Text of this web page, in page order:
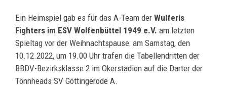
Ein Heimspiel gab es für das A-Team der Wulferis
Fighters im ESV Wolfenbüttel 1949 e.V. am letzten
Spieltag vor der Weihnachtspause: am Samstag, den
10.12.2022, um 19.00 Uhr trafen die Tabellendritten der
BBDV-Bezirksklasse 2 im Okerstadion auf die Darter der
Tönnheads SV Göttingerode A.